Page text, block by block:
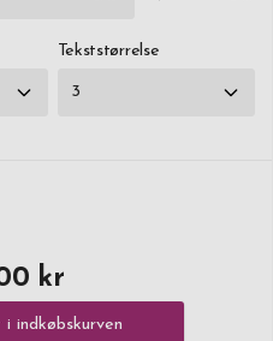
Tekststørrelse
kr
indkøbskurven